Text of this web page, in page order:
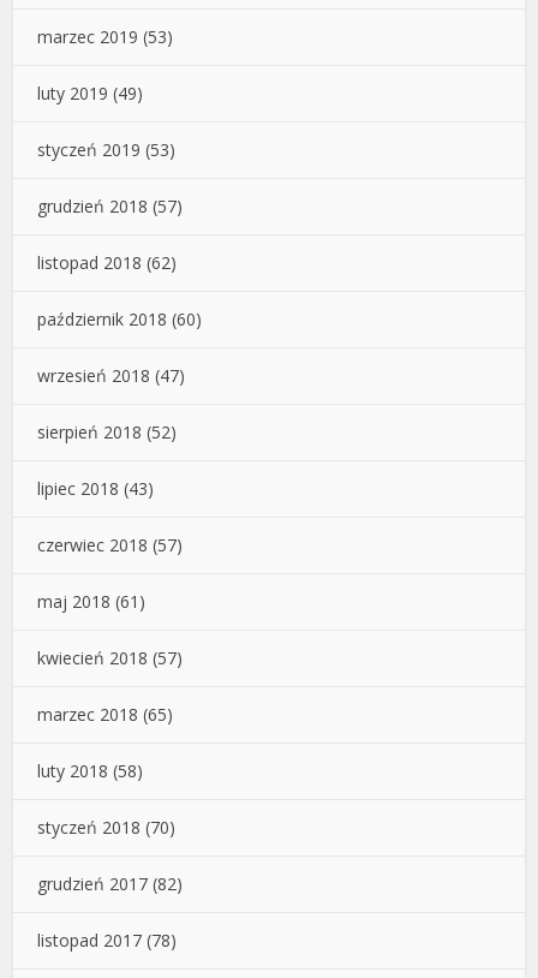
marzec 2019 (53)
luty 2019 (49)
styczeń 2019 (53)
grudzień 2018 (57)
listopad 2018 (62)
październik 2018 (60)
wrzesień 2018 (47)
sierpień 2018 (52)
lipiec 2018 (43)
czerwiec 2018 (57)
maj 2018 (61)
kwiecień 2018 (57)
marzec 2018 (65)
luty 2018 (58)
styczeń 2018 (70)
grudzień 2017 (82)
listopad 2017 (78)